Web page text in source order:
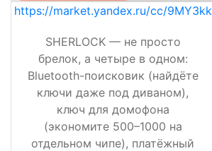
https://market.yandex.ru/cc/9MY3kk
SHERLOCK — не просто
брелок, а четыре в одном:
Bluetooth-поисковик (найдёте
ключи даже под диваном),
ключ для домофона
(экономите 500–1000 на
отдельном чипе), платёжный